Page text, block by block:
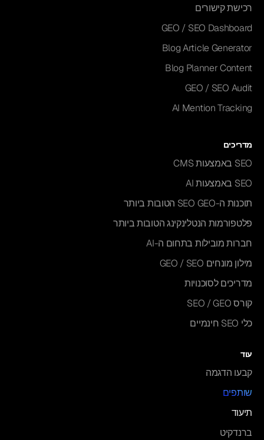
רכישת קישורים
GEO / SEO Dashboard
Blog Article Generator
Blog Planner Content
GEO / SEO Audit
AI Mention Tracking
מדריכים
SEO באמצעות CMS
SEO באמצעות AI
תוכנות ה-SEO GEO הטובות ביותר
פלטפורמות הנטלינקינג הטובות ביותר
חברות מובילות בתחום ה-AI
מילון מונחים GEO / SEO
מדריכים לסוכנויות
קורס SEO / GEO
כלי SEO חינמיים
עוד
קבעו הדגמה
שותפים
תיעוד
ברנדקיט